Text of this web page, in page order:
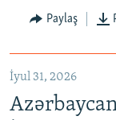
Paylaş
İyul 31, 2026